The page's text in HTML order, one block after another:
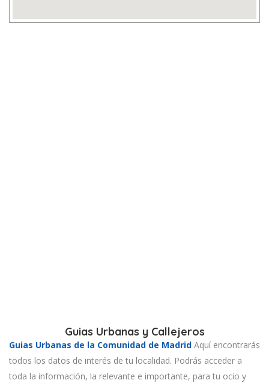
Guias Urbanas y Callejeros
Guias Urbanas de la Comunidad de Madrid Aquí encontrarás
todos los datos de interés de tu localidad. Podrás acceder a
toda la información, la relevante e importante, para tu ocio y